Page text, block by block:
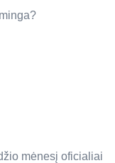
mėnesį oficialiai